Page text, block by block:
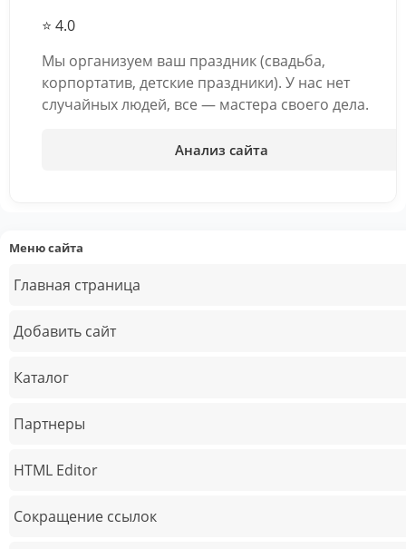
Меню сайта
Главная страница
Добавить сайт
Каталог
Партнеры
HTML Editor
Сокращение ссылок
⭐ 4.0
Мы организуем ваш праздник (свадьба,
корпортатив, детские праздники). У нас нет
случайных людей, все — мастера своего дела.
Анализ сайта